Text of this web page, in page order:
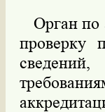
Орган по
проверку